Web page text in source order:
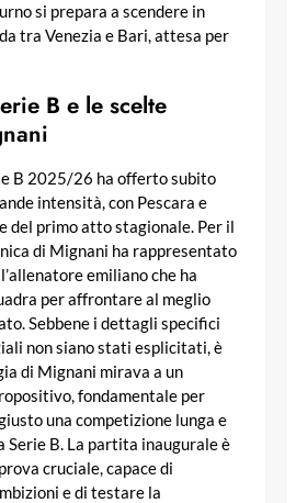
si prepara a scendere in
tra Venezia e Bari, attesa per
B e le scelte
B 2025/26 ha offerto subito
intensità, con Pescara e
del primo atto stagionale. Per il
di Mignani ha rappresentato
emiliano che ha
per affrontare al meglio
Sebbene i dettagli specifici
non siano stati esplicitati, è
di Mignani mirava a un
fondamentale per
una competizione lunga e
Serie B. La partita inaugurale è
cruciale, capace di
e di testare la